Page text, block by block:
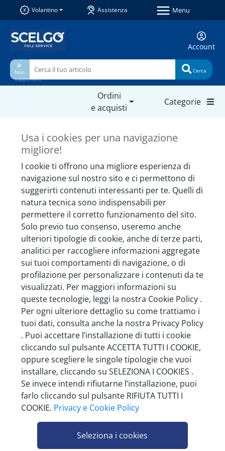
Usa i cookies per una navigazione
migliore!
I cookie ti offrono una migliore esperienza di
navigazione sul nostro sito e ci permettono di
suggerirti contenuti interessanti per te. Quelli di
natura tecnica sono indispensabili per
permettere il corretto funzionamento del sito.
Solo previo tuo consenso, useremo anche
ulteriori tipologie di cookie, anche di terze parti,
analitici per raccogliere informazioni aggregate
sui tuoi comportamenti di navigazione, o di
profilazione per personalizzare i contenuti da te
visualizzati. Per maggiori informazioni su
queste tecnologie, leggi la nostra Cookie Policy .
Per ogni ulteriore dettaglio su come trattiamo i
tuoi dati, consulta anche la nostra Privacy Policy
. Puoi accettare l’installazione di tutti i cookie
cliccando sul pulsante ACCETTA TUTTI I COOKIE,
oppure scegliere le singole tipologie che vuoi
installare, cliccando su SELEZIONA I COOKIES .
Se invece intendi rifiutarne l’installazione, puoi
farlo cliccando sul pulsante RIFIUTA TUTTI I
COOKIE. Privacy e Cookie Policy
Seleziona i cookies
Volantino Assistenza Menu
Account
🎤
Non
supportato
Cerca
Ordini
e acquisti
Categorie
Prodotti simili da non
perdere
SILIKOMART STAMPO SILICONE XS 13
MADELEINE 45X33 H16
Minimo vendita 1